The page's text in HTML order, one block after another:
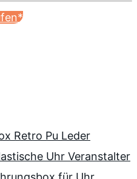
Retro Pu Leder
Uhr Veranstalter